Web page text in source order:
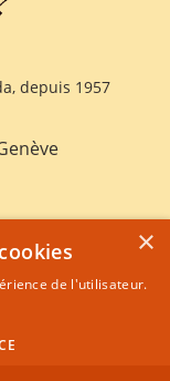
depuis 1957
×
de l'utilisateur.